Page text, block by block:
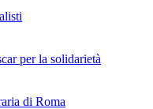
per la solidarietà
di Roma